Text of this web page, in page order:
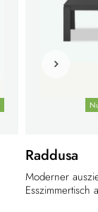
Raddusa
Moderner
Esszimmertisch